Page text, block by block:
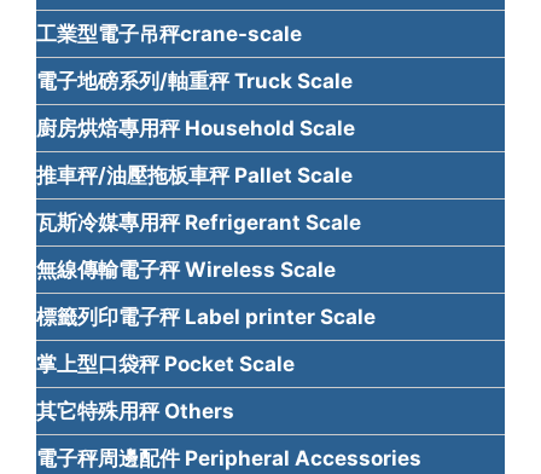
工業型電子吊秤crane-scale
電子地磅系列/軸重秤 Truck Scale
廚房烘焙專用秤 Household Scale
推車秤/油壓拖板車秤 Pallet Scale
瓦斯冷媒專用秤 Refrigerant Scale
無線傳輸電子秤 Wireless Scale
標籤列印電子秤 Label printer Scale
掌上型口袋秤 Pocket Scale
其它特殊用秤 Others
電子秤周邊配件 Peripheral Accessories